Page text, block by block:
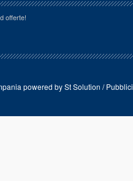
offerte!
powered bySt Solution /